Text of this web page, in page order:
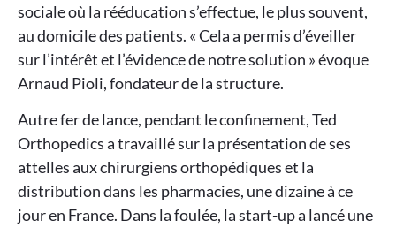
sociale où la rééducation s’effectue, le plus souvent,
au domicile des patients. « Cela a permis d’éveiller
sur l’intérêt et l’évidence de notre solution » évoque
Arnaud Pioli, fondateur de la structure.
Autre fer de lance, pendant le confinement, Ted
Orthopedics a travaillé sur la présentation de ses
attelles aux chirurgiens orthopédiques et la
distribution dans les pharmacies, une dizaine à ce
jour en France. Dans la foulée, la start-up a lancé une